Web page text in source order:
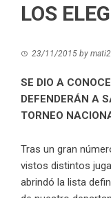
LOS
23/11/2015 by
SE DIO A
DEFENDERÁN A
TORNEO
Tras un gran
vistos distintos
abrindó la lista